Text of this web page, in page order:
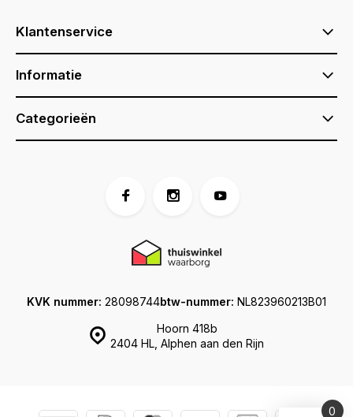
Klantenservice
Informatie
Categorieën
Hoorn 418b
2404 HL, Alphen aan den Rijn
KVK nummer: 28098744btw-nummer: NL823960213B01
0